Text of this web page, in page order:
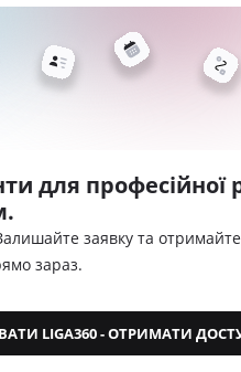
для професійної
заявку та
зараз.
LIGA360 - ОТРИМАТИ